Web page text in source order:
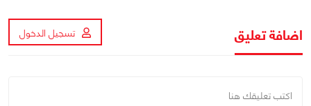
اضافة تعليق تسجيل الدخول